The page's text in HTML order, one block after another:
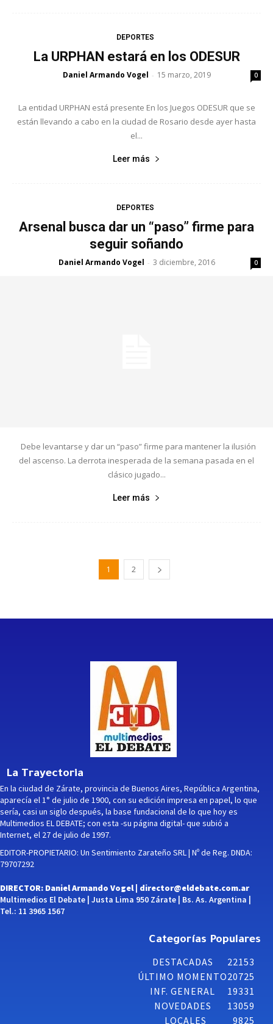
DEPORTES
La URPHAN estará en los ODESUR
Daniel Armando Vogel - 15 marzo, 2019 0
La entidad URPHAN está presente En los Juegos ODESUR que se
están llevando a cabo en la ciudad de Rosario desde ayer hasta
el...
Leer más
DEPORTES
Arsenal busca dar un “paso” firme para
seguir soñando
Daniel Armando Vogel - 3 diciembre, 2016 0
Debe levantarse y dar un “paso” firme para mantener la ilusión
del ascenso. La derrota inesperada de la semana pasada en el
clásico jugado...
Leer más
1 2
La Trayectoria
En la ciudad de Zárate, provincia de Buenos Aires, República Argentina,
aparecía el 1° de julio de 1900, con su edición impresa en papel, lo que
sería, casi un siglo después, la base fundacional de lo que hoy es
Multimedios EL DEBATE; con esta -su página digital- que subió a
Internet, el 27 de julio de 1997.
EDITOR-PROPIETARIO: Un Sentimiento Zarateño SRL | Nº de Reg. DNDA:
79707292
DIRECTOR: Daniel Armando Vogel | director@eldebate.com.ar
Multimedios El Debate | Justa Lima 950 Zárate | Bs. As. Argentina |
Tel.: 11 3965 1567
Categorías Populares
DESTACADAS
22153
ÚLTIMO MOMENTO20725
INF. GENERAL
19331
NOVEDADES
13059
LOCALES
9825